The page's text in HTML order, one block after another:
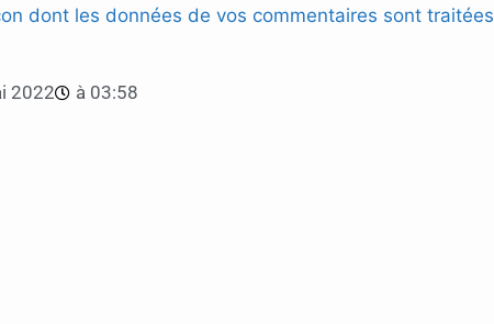
dont les données de vos commentaires sont traitées
2022 à 03:58